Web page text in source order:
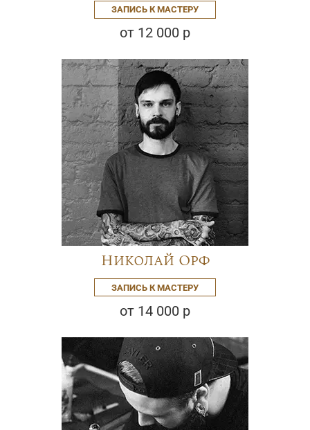
ЗАПИСЬ К МАСТЕРУ
от 12 000 р
Николай Орф
ЗАПИСЬ К МАСТЕРУ
от 14 000 р